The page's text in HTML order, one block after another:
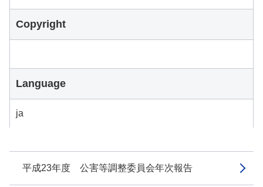
平成23年度 公害等調整委員会年次報告
Copyright
Language
ja